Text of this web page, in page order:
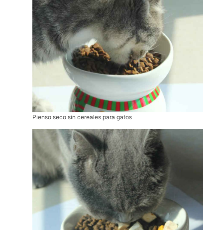
Pienso seco sin cereales para gatos